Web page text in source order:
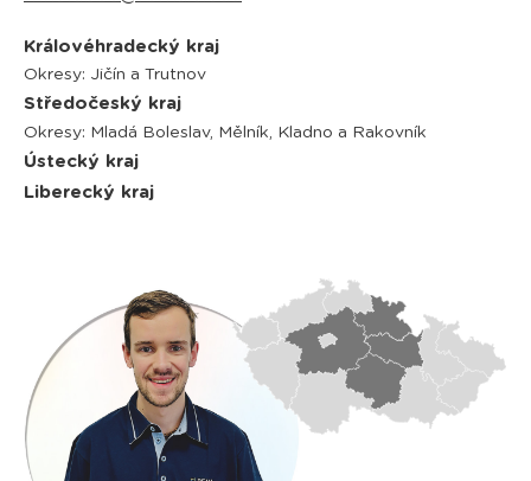
Královéhradecký kraj
Okresy: Jičín a Trutnov
Středočeský kraj
Okresy: Mladá Boleslav, Mělník, Kladno a Rakovník
Ústecký kraj
Liberecký kraj